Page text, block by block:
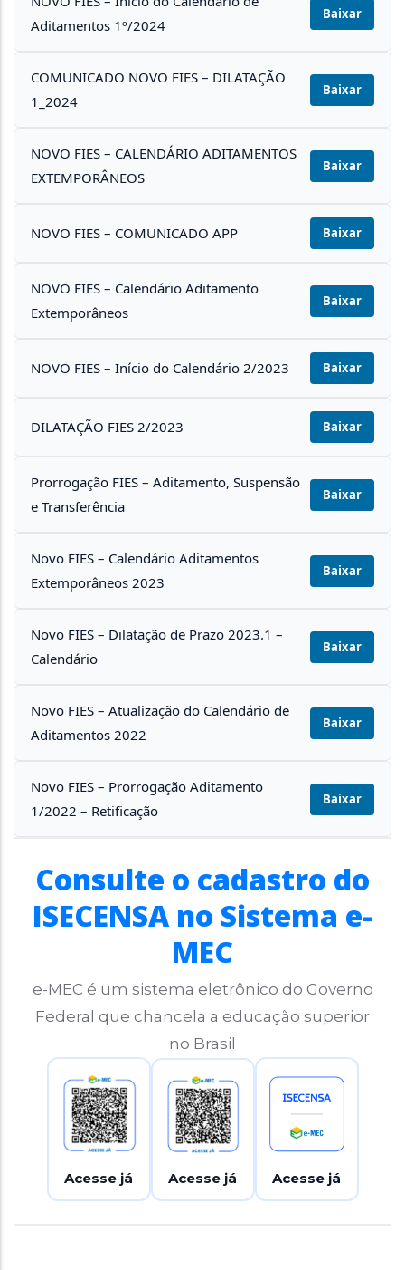
Aditamentos 1º/2024
Baixar
COMUNICADO NOVO FIES – DILATAÇÃO
1_2024
Baixar
NOVO FIES – CALENDÁRIO ADITAMENTOS
EXTEMPORÂNEOS
Baixar
NOVO FIES – COMUNICADO APP Baixar
NOVO FIES – Calendário Aditamento
Extemporâneos
Baixar
NOVO FIES – Início do Calendário 2/2023 Baixar
DILATAÇÃO FIES 2/2023 Baixar
Prorrogação FIES – Aditamento, Suspensão
e Transferência
Baixar
Novo FIES – Calendário Aditamentos
Extemporâneos 2023
Baixar
Novo FIES – Dilatação de Prazo 2023.1 –
Calendário
Baixar
Novo FIES – Atualização do Calendário de
Aditamentos 2022
Baixar
Novo FIES – Prorrogação Aditamento
1/2022 – Retificação
Baixar
Consulte o cadastro do
ISECENSA no Sistema e-
MEC
e-MEC é um sistema eletrônico do Governo
Federal que chancela a educação superior
no Brasil
Acesse já Acesse já Acesse já